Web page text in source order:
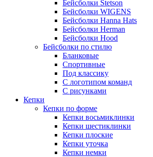
Бейсболки Stetson
Бейсболки WIGENS
Бейсболки Hanna Hats
Бейсболки Herman
Бейсболки Hood
Бейсболки по стилю
Бланковые
Спортивные
Под классику
С логотипом команд
С рисунками
Кепки
Кепки по форме
Кепки восьмиклинки
Кепки шестиклинки
Кепки плоские
Кепки уточка
Кепки немки